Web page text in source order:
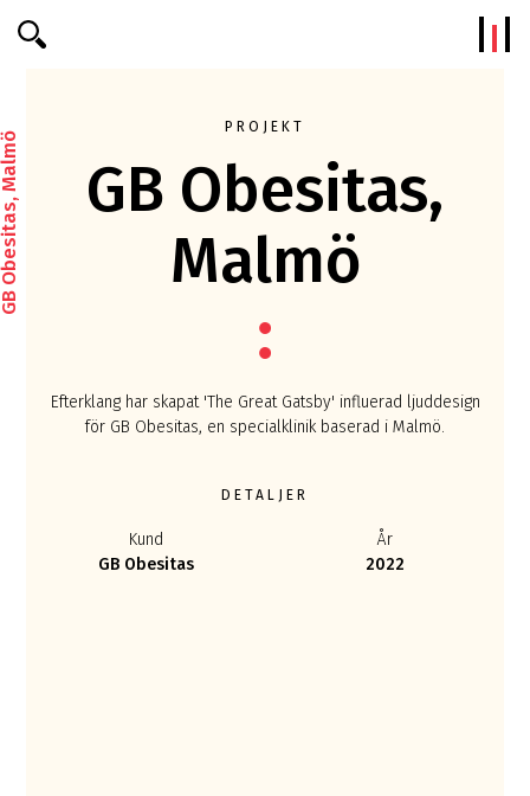
Efterklang
Malmö
PROJEKT
GB Obesitas,
Malmö
Efterklang har skapat 'The Great Gatsby' influerad ljuddesign
för GB Obesitas, en specialklinik baserad i Malmö.
DETALJER
Kund
GB Obesitas
År
2022